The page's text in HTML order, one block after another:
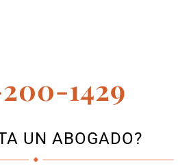
1429
UN ABOGADO?